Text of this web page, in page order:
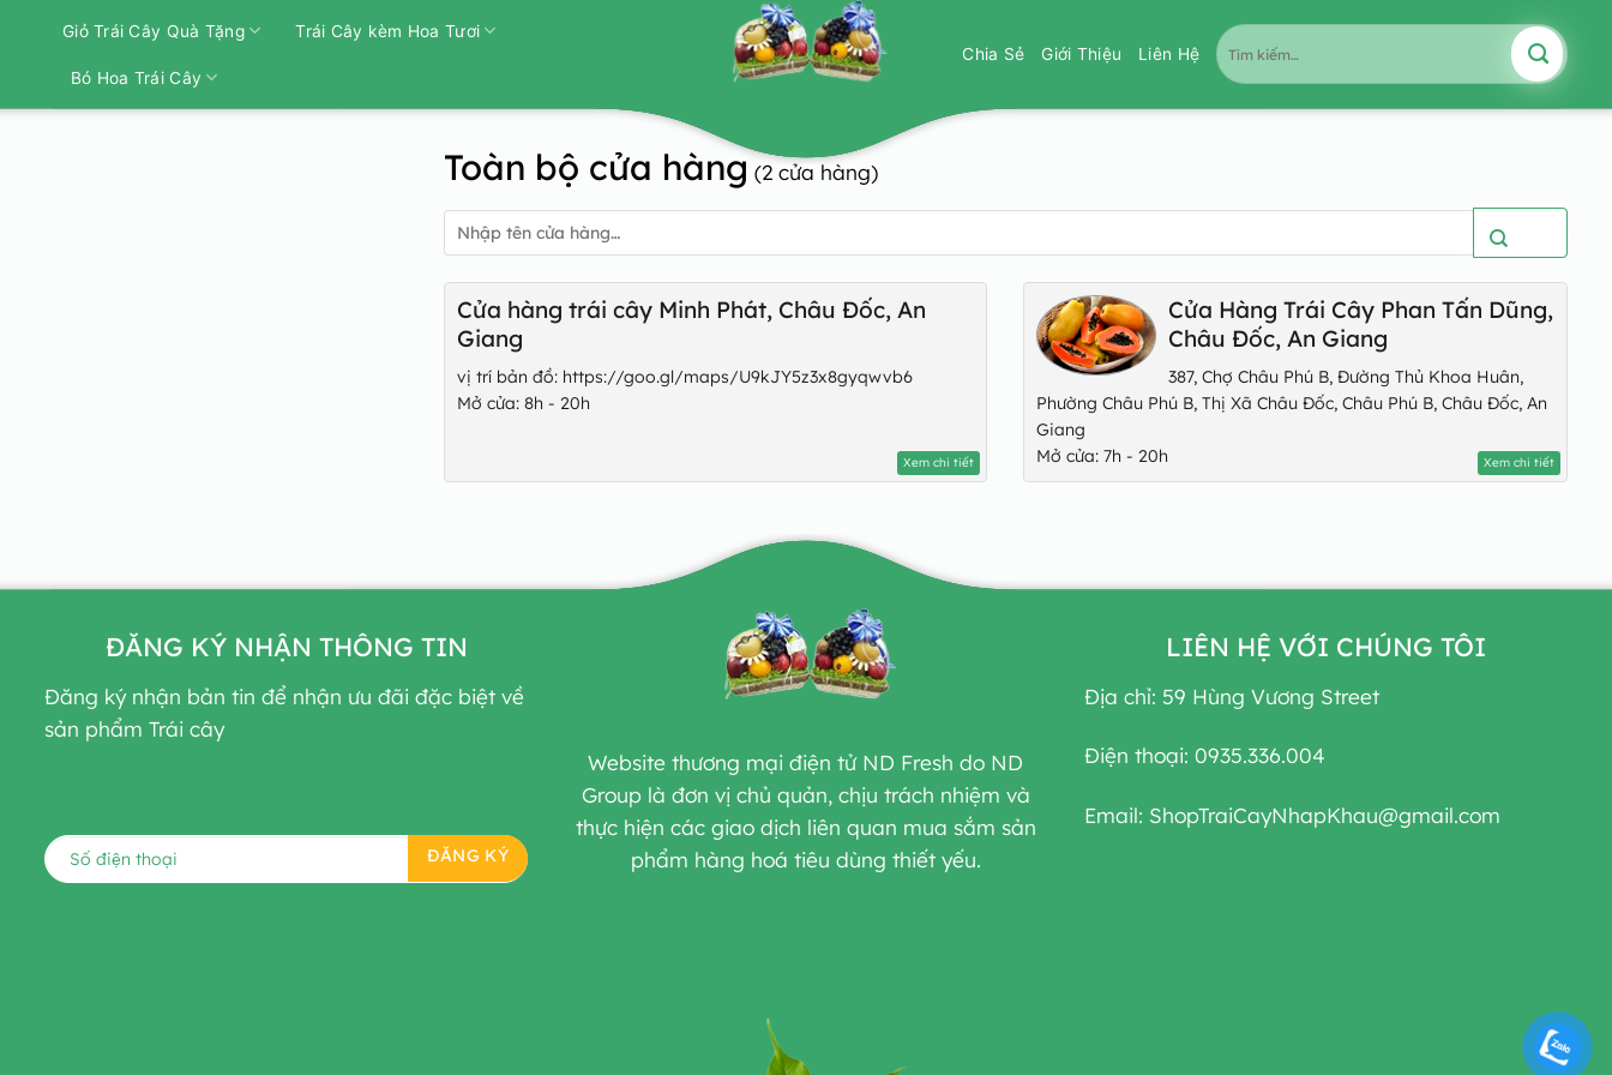
dung
Giỏ Trái Cây Quà Tặng Trái Cây kèm Hoa Tươi
Bó Hoa Trái Cây
Chia Sẻ Giới Thiệu Liên Hệ
Tìm
kiếm:
Toàn bộ cửa hàng (2 cửa hàng)
Tìm
kiếm:
Cửa hàng trái cây Minh Phát, Châu Đốc, An
Giang
vị trí bản đồ: https://goo.gl/maps/U9kJY5z3x8gyqwvb6
Mở cửa: 8h - 20h
Xem chi tiết
Cửa Hàng Trái Cây Phan Tấn Dũng,
Châu Đốc, An Giang
387, Chợ Châu Phú B, Đường Thủ Khoa Huân,
Phường Châu Phú B, Thị Xã Châu Đốc, Châu Phú B, Châu Đốc, An
Giang
Mở cửa: 7h - 20h
Xem chi tiết
ĐĂNG KÝ NHẬN THÔNG TIN
Đăng ký nhận bản tin để nhận ưu đãi đặc biệt về
sản phẩm Trái cây
Website thương mại điện tử ND Fresh do ND
Group là đơn vị chủ quản, chịu trách nhiệm và
thực hiện các giao dịch liên quan mua sắm sản
phẩm hàng hoá tiêu dùng thiết yếu.
LIÊN HỆ VỚI CHÚNG TÔI
Địa chỉ: 59 Hùng Vương Street
Điện thoại: 0935.336.004
Email: ShopTraiCayNhapKhau@gmail.com